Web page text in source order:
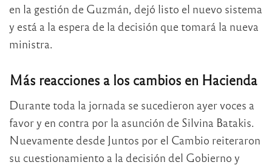
en la gestión de Guzmán, dejó listo el nuevo sistema
y está a la espera de la decisión que tomará la nueva
ministra.
Más reacciones a los cambios en Hacienda
Durante toda la jornada se sucedieron ayer voces a
favor y en contra por la asunción de Silvina Batakis.
Nuevamente desde Juntos por el Cambio reiteraron
su cuestionamiento a la decisión del Gobierno y